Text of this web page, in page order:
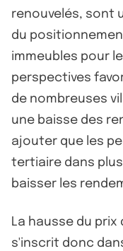
renouvelés, sont
du
immeubles pour
perspectives
de nombreuses
une baisse des
ajouter que les
tertiaire dans
baisser les
La hausse du prix
s'inscrit donc